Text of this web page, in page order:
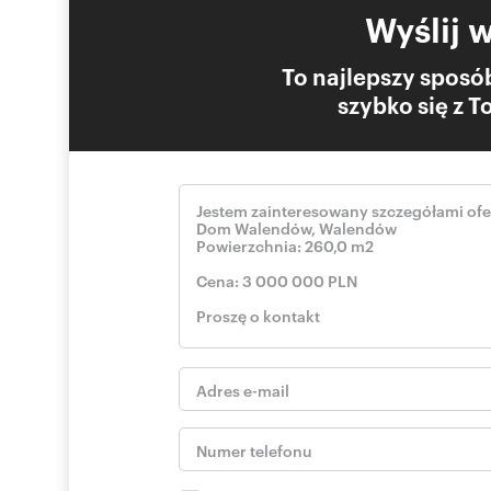
Wyślij
To najlepszy
szybko się z